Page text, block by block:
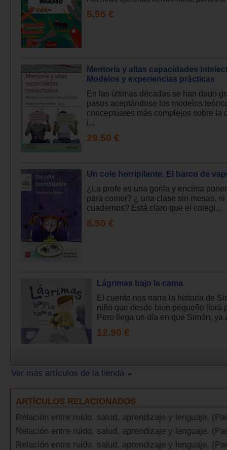
5.95 €
Mentoría y altas capacidades
Modelos y experiencias prácticas
En las últimas décadas se han dado
pasos aceptándose los modelos
conceptuales más complejos sobre la
i...
29.50 €
Un cole horripilante. El barco de
¿La profe es una gorila y encima
para comer? ¿ una clase sin mesas,
cuadernos? Está claro que el colegi...
8.50 €
Lágrimas bajo la cama
El cuento nos narra la historia de
niño que desde bien pequeño llora
Pero llega un día en que Simón, ya
12.90 €
Ver más artículos de la tienda
ARTÍCULOS RELACIONADOS
Relación entre ruido, salud, aprendizaje y lenguaje.
Relación entre ruido, salud, aprendizaje y lenguaje.
Relación entre ruido, salud, aprendizaje y lenguaje.